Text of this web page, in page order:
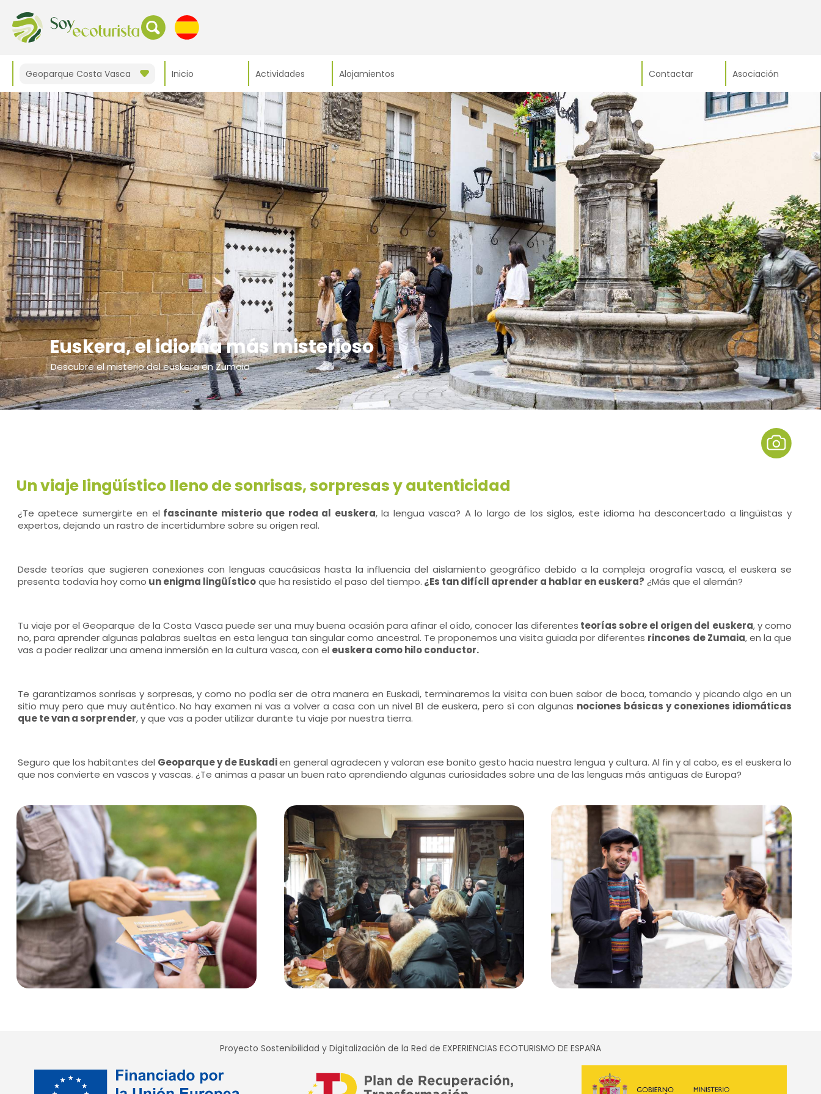
Geoparque Costa Vasca Inicio Actividades Alojamientos Contactar Asociación
Euskera, el idioma más misterioso
Descubre el misterio del euskera en Zumaia
Un viaje lingüístico lleno de sonrisas, sorpresas y autenticidad
¿Te apetece sumergirte en el fascinante misterio que rodea al euskera, la lengua vasca? A lo largo de los siglos, este idioma ha desconcertado a lingüistas y
expertos, dejando un rastro de incertidumbre sobre su origen real.
Desde teorías que sugieren conexiones con lenguas caucásicas hasta la influencia del aislamiento geográfico debido a la compleja orografía vasca, el euskera se
presenta todavía hoy como un enigma lingüísticoque ha resistido el paso del tiempo. ¿Es tan difícil aprender a hablar en euskera? ¿Más que el alemán?
Tu viaje por el Geoparque de la Costa Vasca puede ser una muy buena ocasión para afinar el oído, conocer las diferentes teorías sobre el origen del euskera, y como
no, para aprender algunas palabras sueltas en esta lengua tan singular como ancestral. Te proponemos una visita guiada por diferentes rincones de Zumaia, en la que
vas a poder realizar una amena inmersión en la cultura vasca, con el euskera como hilo conductor.
Te garantizamos sonrisas y sorpresas, y como no podía ser de otra manera en Euskadi, terminaremos la visita con buen sabor de boca, tomando y picando algo en un
sitio muy pero que muy auténtico. No hay examen ni vas a volver a casa con un nivel B1 de euskera, pero sí con algunas nociones básicas y conexiones idiomáticas
que te van a sorprender, y que vas a poder utilizar durante tu viaje por nuestra tierra.
Seguro que los habitantes del Geoparque y de Euskadien general agradecen y valoran ese bonito gesto hacia nuestra lengua y cultura. Al fin y al cabo, es el euskera lo
que nos convierte en vascos y vascas. ¿Te animas a pasar un buen rato aprendiendo algunas curiosidades sobre una de las lenguas más antiguas de Europa?
Proyecto Sostenibilidad y Digitalización de la Red de EXPERIENCIAS ECOTURISMO DE ESPAÑA